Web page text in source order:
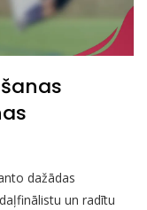
dažādas
un radītu